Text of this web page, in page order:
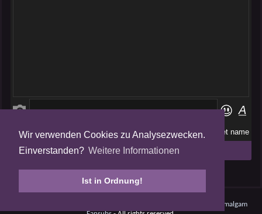
Wir verwenden Cookies zu Analysezwecken.
Einverstanden? Weitere Informationen
Ist in Ordnung!
Folge uns auf
Tweets by AmalgamFansubs
Amalgam